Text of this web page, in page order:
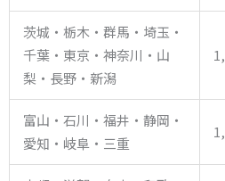
茨城・栃木・群馬・埼玉・
千葉・東京・神奈川・山
梨・長野・新潟
富山・石川・福井・静岡・
愛知・岐阜・三重